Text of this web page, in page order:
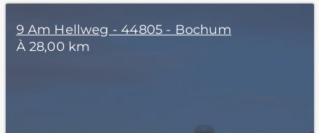
9 Am Hellweg - 44805 - Bochum
À 28,00 km